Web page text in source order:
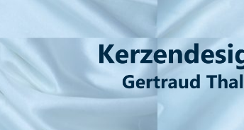
Zur
Navigation
springen
Zum
Inhalt
springen